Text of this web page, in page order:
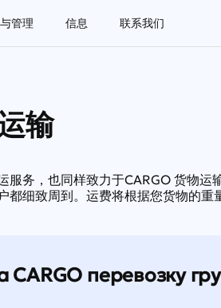
管理 信息 联系我们
输
服务，也同样致力于CARGO 货物
细致周到。运费将根据您货物的重
CARGO перевозку